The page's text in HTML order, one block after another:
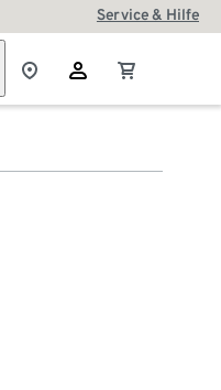
Service & Hilfe